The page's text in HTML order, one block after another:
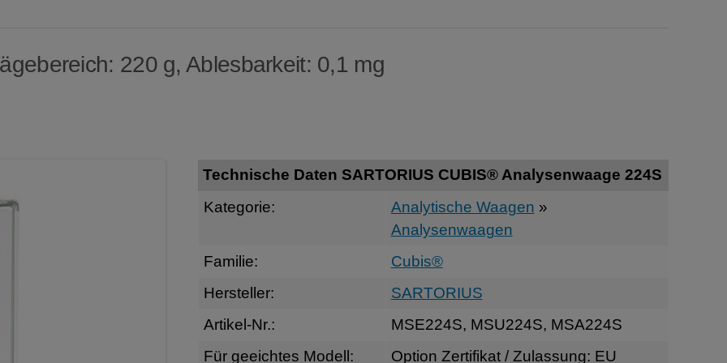
220 g, Ablesbarkeit: 0,1 mg
Technische Daten SARTORIUS CUBIS® Analysenwaage 224S
Kategorie:
Analytische Waagen »
Analysenwaagen
Familie:
Cubis®
Hersteller:
SARTORIUS
Artikel-Nr.:
MSE224S, MSU224S, MSA224S
Für geeichtes Modell:
Option Zertifikat / Zulassung: EU